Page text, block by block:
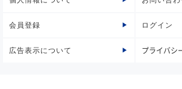
会員登録 ログイン
広告表示について プライバシ